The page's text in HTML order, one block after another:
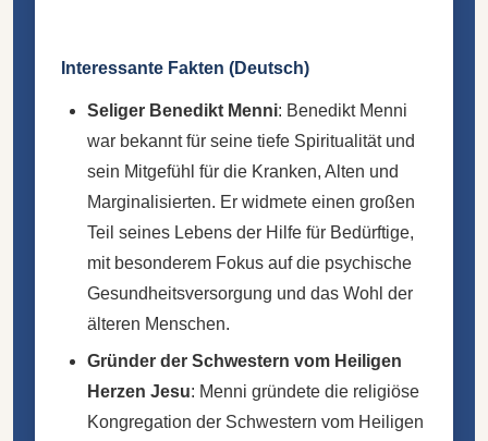
Interessante Fakten (Deutsch)
Seliger Benedikt Menni: Benedikt Menni
war bekannt für seine tiefe Spiritualität und
sein Mitgefühl für die Kranken, Alten und
Marginalisierten. Er widmete einen großen
Teil seines Lebens der Hilfe für Bedürftige,
mit besonderem Fokus auf die psychische
Gesundheitsversorgung und das Wohl der
älteren Menschen.
Gründer der Schwestern vom Heiligen
Herzen Jesu: Menni gründete die religiöse
Kongregation der Schwestern vom Heiligen